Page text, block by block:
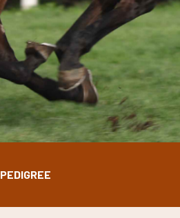
PEDIGREE